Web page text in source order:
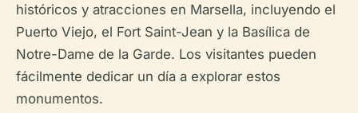
históricos y atracciones en Marsella, incluyendo el
Puerto Viejo, el Fort Saint-Jean y la Basílica de
Notre-Dame de la Garde. Los visitantes pueden
fácilmente dedicar un día a explorar estos
monumentos.